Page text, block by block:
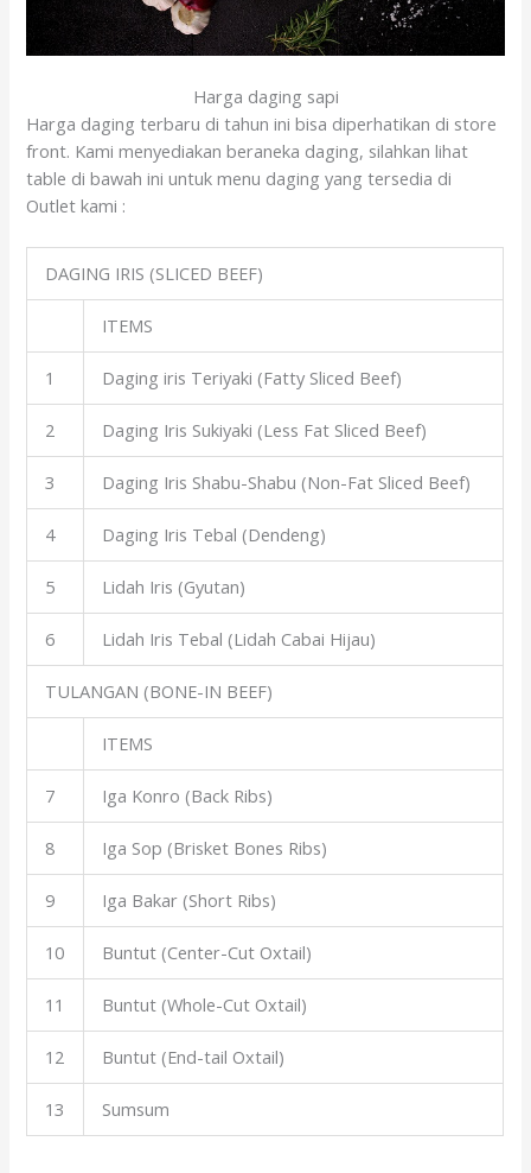
Harga daging sapi
Harga daging terbaru di tahun ini bisa diperhatikan di store
front. Kami menyediakan beraneka daging, silahkan lihat
table di bawah ini untuk menu daging yang tersedia di
Outlet kami :
DAGING IRIS (SLICED BEEF)
ITEMS
1 Daging iris Teriyaki (Fatty Sliced Beef)
2 Daging Iris Sukiyaki (Less Fat Sliced Beef)
3 Daging Iris Shabu-Shabu (Non-Fat Sliced Beef)
4 Daging Iris Tebal (Dendeng)
5 Lidah Iris (Gyutan)
6 Lidah Iris Tebal (Lidah Cabai Hijau)
TULANGAN (BONE-IN BEEF)
ITEMS
7 Iga Konro (Back Ribs)
8 Iga Sop (Brisket Bones Ribs)
9 Iga Bakar (Short Ribs)
10 Buntut (Center-Cut Oxtail)
11 Buntut (Whole-Cut Oxtail)
12 Buntut (End-tail Oxtail)
13 Sumsum